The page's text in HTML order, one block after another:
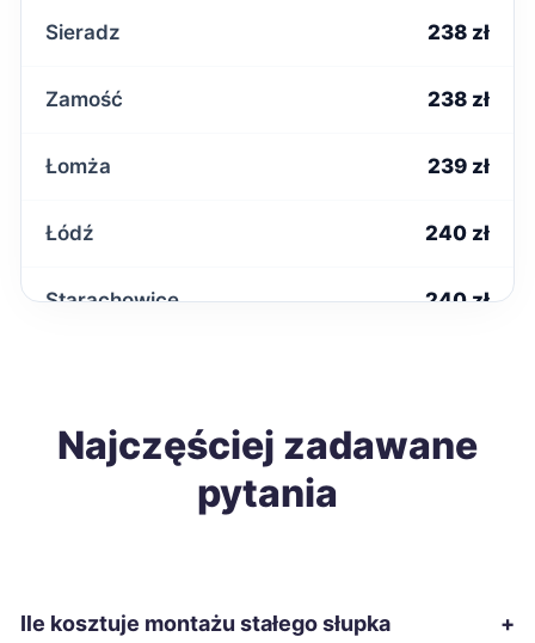
Sieradz 238 zł
Zamość 238 zł
Łomża 239 zł
Łódź 240 zł
Starachowice 240 zł
Sanok 242 zł
Gniezno TWÓJ REGION
Najczęściej zadawane
pytania
Ile kosztuje montażu stałego słupka +